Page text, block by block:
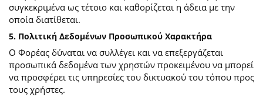
συγκεκριμένα ως τέτοιο και καθορίζεται η άδεια με την
οποία διατίθεται.
5. Πολιτική Δεδομένων Προσωπικού Χαρακτήρα
Ο Φορέας δύναται να συλλέγει και να επεξεργάζεται
προσωπικά δεδομένα των χρηστών προκειμένου να μπορεί
να προσφέρει τις υπηρεσίες του δικτυακού του τόπου προς
τους χρήστες.